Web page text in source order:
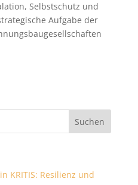
Selbstschutz und
Aufgabe der
KRITIS: Resilienz und